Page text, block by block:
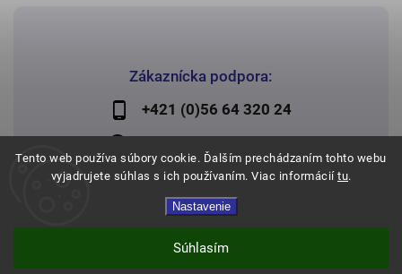
Tento web používa súbory cookie. Ďalším prechádzaním tohto webu
vyjadrujete súhlas s ich používaním. Viac informácií tu.
Nastavenie
Súhlasím
Zákaznícka podpora:
+421 (0)56 64 320 24
Copyright 2026Papier Lechman. Všetky práva vyhradené.
Shoptet | Design